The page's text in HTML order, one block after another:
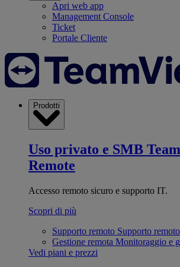
Apri web app
Management Console
Ticket
Portale Cliente
Prodotti
Uso privato e SMB
Remote
Accesso remoto sicuro e supporto IT.
Scopri di più
Supporto remoto Supporto
Gestione remota Monitoraggio e
Vedi piani e prezzi